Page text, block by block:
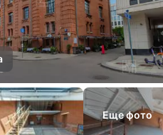
Еще фото